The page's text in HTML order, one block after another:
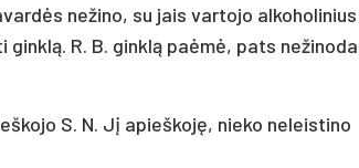
nežino, su jais vartojo alkoholinius
R. B. ginklą paėmė, pats
S. N. Jį apieškoję, nieko neleistino